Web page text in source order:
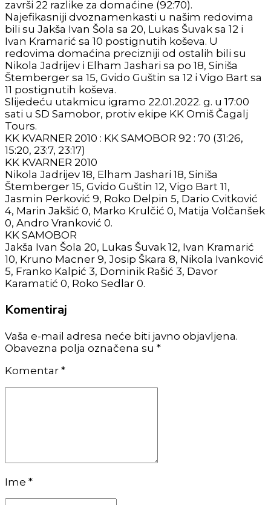
završi 22 razlike za domaćine (92:70).
Najefikasniji dvoznamenkasti u našim redovima
bili su Jakša Ivan Šola sa 20, Lukas Šuvak sa 12 i
Ivan Kramarić sa 10 postignutih koševa. U
redovima domaćina precizniji od ostalih bili su
Nikola Jadrijev i Elham Jashari sa po 18, Siniša
Štemberger sa 15, Gvido Guštin sa 12 i Vigo Bart sa
11 postignutih koševa.
Slijedeću utakmicu igramo 22.01.2022. g. u 17:00
sati u SD Samobor, protiv ekipe KK Omiš Čagalj
Tours.
KK KVARNER 2010 : KK SAMOBOR 92 : 70 (31:26,
15:20, 23:7, 23:17)
KK KVARNER 2010
Nikola Jadrijev 18, Elham Jashari 18, Siniša
Štemberger 15, Gvido Guštin 12, Vigo Bart 11,
Jasmin Perković 9, Roko Delpin 5, Dario Cvitković
4, Marin Jakšić 0, Marko Krulčić 0, Matija Volčanšek
0, Andro Vranković 0.
KK SAMOBOR
Jakša Ivan Šola 20, Lukas Šuvak 12, Ivan Kramarić
10, Kruno Macner 9, Josip Škara 8, Nikola Ivanković
5, Franko Kalpić 3, Dominik Rašić 3, Davor
Karamatić 0, Roko Sedlar 0.
Komentiraj
Vaša e-mail adresa neće biti javno objavljena.
Obavezna polja označena su *
Komentar *
Ime *